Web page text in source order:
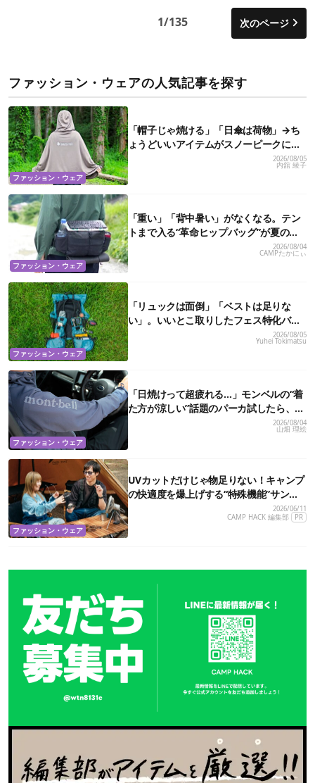
1/135 次のページ
ファッション・ウェアの人気記事を探す
ファッション・ウェア
「帽子じゃ焼ける」「日傘は荷物」→ち
ょうどいいアイテムがスノーピークにあ
りました
2026/08/05
内舘 綾子
ファッション・ウェア
「重い」「背中暑い」がなくなる。テン
トまで入る“革命ヒップバッグ”が夏のア
ウトドアを身軽にしてくれた
2026/08/04
CAMPたかにぃ
ファッション・ウェア
「リュックは面倒」「ベストは足りな
い」。いいとこ取りしたフェス特化バッ
グがあるんです
2026/08/05
Yuhei Tokimatsu
ファッション・ウェア
「日焼けって超疲れる…」モンベルの“着
た方が涼しい”話題のパーカ試したら、真
2026/08/04
山畑 理絵
ファッション・ウェア
UVカットだけじゃ物足りない！キャンプ
の快適度を爆上げする“特殊機能”サング
ラス3選
2026/06/11
CAMP HACK 編集部
PR